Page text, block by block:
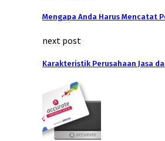
Mengapa Anda Harus Mencatat
next post
Karakteristik Perusahaan Jasa